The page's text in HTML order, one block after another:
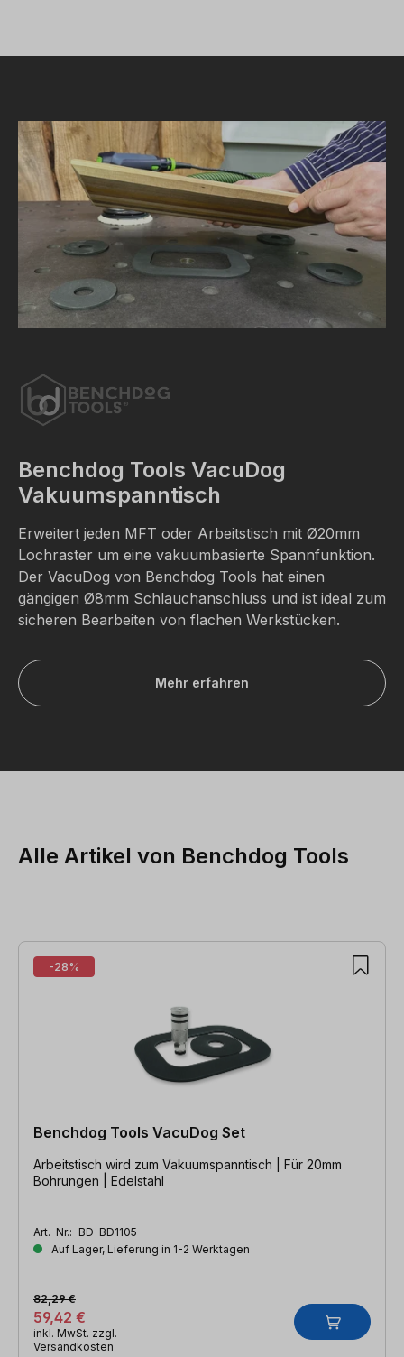
Benchdog Tools VacuDog
Vakuumspanntisch
Erweitert jeden MFT oder Arbeitstisch mit Ø20mm
Lochraster um eine vakuumbasierte Spannfunktion.
Der VacuDog von Benchdog Tools hat einen
gängigen Ø8mm Schlauchanschluss und ist ideal zum
sicheren Bearbeiten von flachen Werkstücken.
Mehr erfahren
Alle Artikel von Benchdog Tools
-28%
Benchdog Tools VacuDog Set
Arbeitstisch wird zum Vakuumspanntisch | Für 20mm
Bohrungen | Edelstahl
Art.-Nr.: BD-BD1105
Auf Lager, Lieferung in 1-2 Werktagen
59,42 €
82,29 €
inkl. MwSt. zzgl.
Versandkosten